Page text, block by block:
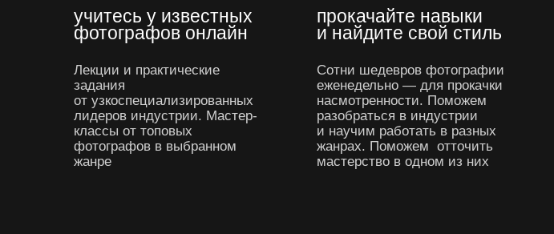
учитесь у известных
фотографов онлайн
Лекции и практические
задания
от узкоспециализированных
лидеров индустрии. Мастер-
классы от топовых
фотографов в выбранном
жанре
прокачайте навыки
и найдите свой стиль
Сотни шедевров фотографии
еженедельно — для прокачки
насмотренности. Поможем
разобраться в индустрии
и научим работать в разных
жанрах. Поможем отточить
мастерство в одном из них